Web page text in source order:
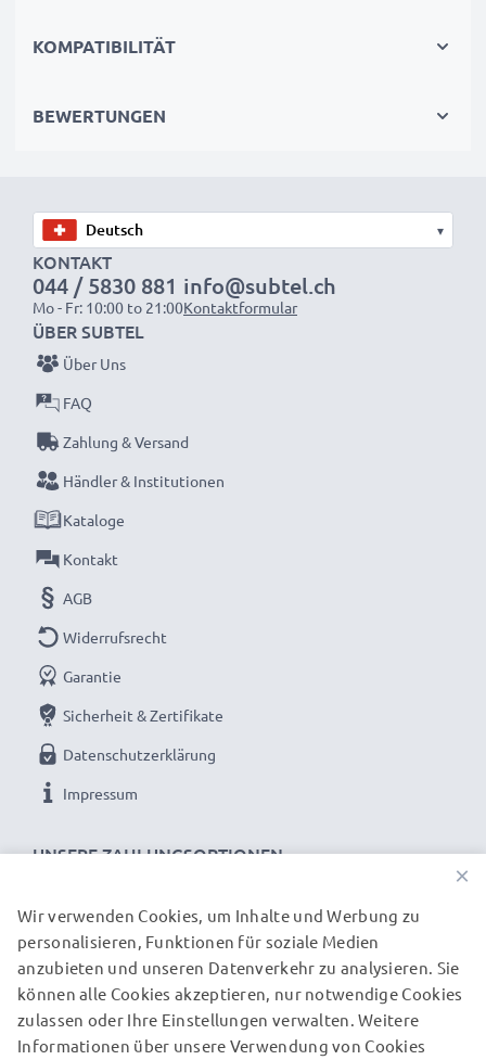
Mit diesem, neuen Akku hat Ihr Mobiltelefon mehr als
Marke:subtel Mobile Phone Replacement Battery
Kapazität
Spannung: 3.6V - 3.7V
Zelltyp: Lithium Ionen
Farbe : silber
subtel Handy Ersatz Akku BST-37: Lange Akkulaufzeit
und lange Lebensdauer. Qualitätsgeprüfter Sony
Lange Akkulaufzeit: Sony Ericsson Akku BST-37,
750mAh Kapazität
✔ Sony Ericsson W810i / W800i / W550i Akku
wechseln und Sorgen um die Akkulaufzeit vergessen
✔ Lange Nutzung ohne Zwischenladung -
Hochleistungsakku lieferte neue Power für Ihr
Mobiltelefon
hoher Kapazität 750mAh
kompatibler Ersatz für Sony Ericsson BST-37 Original-
Akku
Lange Akku-Lebensdauer und geprüfte Zellen:
Akku für W810i / W800i / W550i Handy
KOMPATIBILITÄT
BEWERTUNGEN
▾
KONTAKT
044 / 5830 881
Mo - Fr: 10:00 to 21:00
info@subtel.ch
Kontaktformular
UNSERE ZAHLUNGSOPTIONEN
ÜBER SUBTEL
Über Uns
FAQ
Zahlung & Versand
Händler & Institutionen
Kataloge
Kontakt
AGB
Widerrufsrecht
Garantie
Sicherheit & Zertifikate
Datenschutzerklärung
Impressum
UNSERE VERSANDPARTNER
© subtel.ch 2026
Alle Preise verstehen sich inklusive Mehrwertsteuer und
×
Wir verwenden Cookies, um Inhalte und Werbung zu
personalisieren, Funktionen für soziale Medien
anzubieten und unseren Datenverkehr zu analysieren. Sie
können alle Cookies akzeptieren, nur notwendige Cookies
zulassen oder Ihre Einstellungen verwalten. Weitere
Informationen über unsere Verwendung von Cookies